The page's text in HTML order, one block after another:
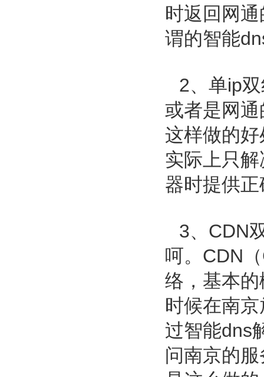
时返回网
谓的智能
2、单ip
或者是网
这样做的
实际上只
器时提供
3、CDN
呵。CDN
络，基本
时候在南
过智能dns
问南京的